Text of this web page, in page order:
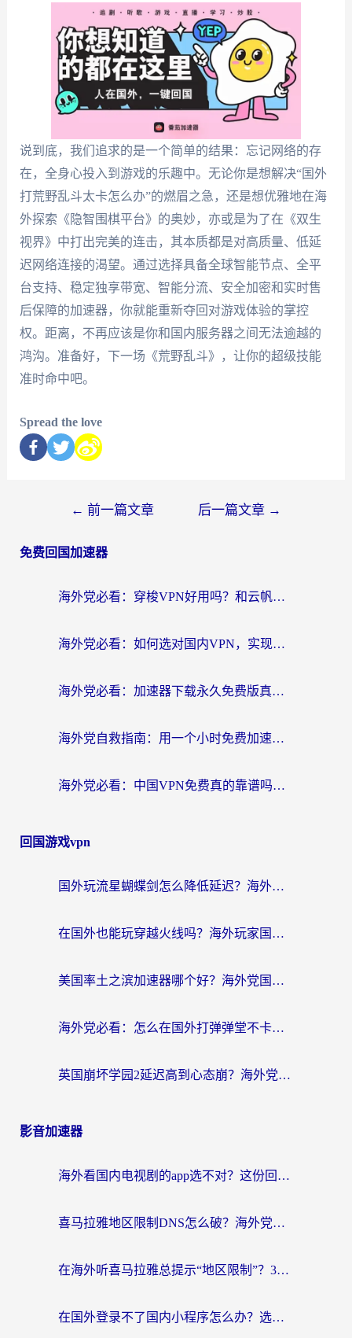
说到底，我们追求的是一个简单的结果：忘记网络的存
在，全身心投入到游戏的乐趣中。无论你是想解决“国外
打荒野乱斗太卡怎么办”的燃眉之急，还是想优雅地在海
外探索《隐智围棋平台》的奥妙，亦或是为了在《双生
视界》中打出完美的连击，其本质都是对高质量、低延
迟网络连接的渴望。通过选择具备全球智能节点、全平
台支持、稳定独享带宽、智能分流、安全加密和实时售
后保障的加速器，你就能重新夺回对游戏体验的掌控
权。距离，不再应该是你和国内服务器之间无法逾越的
鸿沟。准备好，下一场《荒野乱斗》，让你的超级技能
准时命中吧。
Spread the love
← 前一篇文章 后一篇文章 →
免费回国加速器
海外党必看：穿梭VPN好用吗？和云帆VPN对比哪个回国效果更好？附真实测评+避坑指南
海外党必看：如何选对国内VPN，实现无缝访问国内资源？
海外党必看：加速器下载永久免费版真的存在吗？教你无缝访问国内资源的正确姿势
海外党自救指南：用一个小时免费加速器，轻松打破国内资源访问壁垒？
海外党必看：中国VPN免费真的靠谱吗？手把手教你选对回国加速器
回国游戏vpn
国外玩流星蝴蝶剑怎么降低延迟？海外党必看的加速秘籍（含欧洲鸣潮&彩虹岛优化攻略）
在国外也能玩穿越火线吗？海外玩家国服游戏畅玩终极指南
美国率土之滨加速器哪个好？海外党国服游戏畅玩终极指南（附多游戏解决方案）
海外党必看：怎么在国外打弹弹堂不卡？番茄加速器亲测指南
英国崩坏学园2延迟高到心态崩？海外党国服游戏加速终极指南
影音加速器
海外看国内电视剧的app选不对？这份回国加速器避坑指南帮你流畅追剧
喜马拉雅地区限制DNS怎么破？海外党听国内音乐听书的终极解决方案
在海外听喜马拉雅总提示“地区限制”？3步轻松解除+听国内音乐全攻略
在国外登录不了国内小程序怎么办？选对回国加速器，轻松解锁国内资源